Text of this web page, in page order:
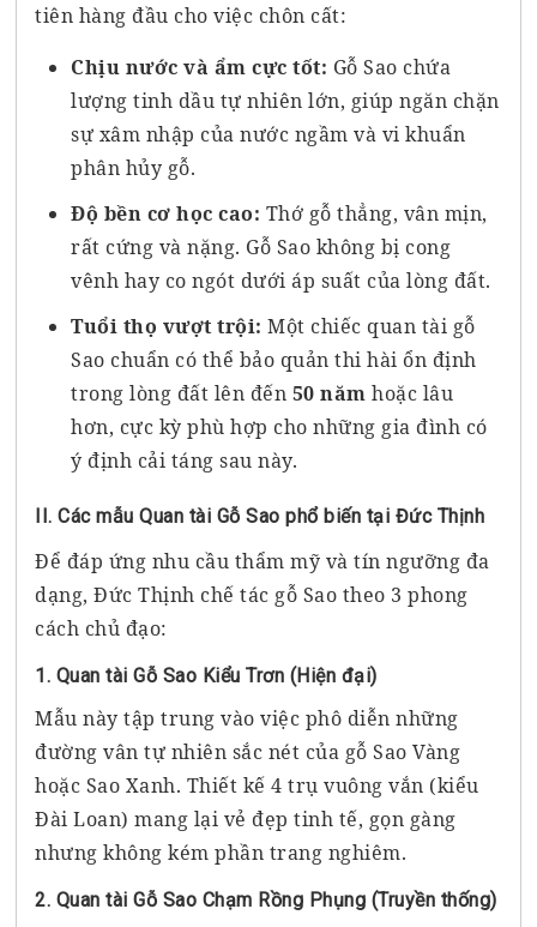
tiên hàng đầu cho việc chôn cất:
Chịu nước và ẩm cực tốt: Gỗ Sao chứa
lượng tinh dầu tự nhiên lớn, giúp ngăn chặn
sự xâm nhập của nước ngầm và vi khuẩn
phân hủy gỗ.
Độ bền cơ học cao: Thớ gỗ thẳng, vân mịn,
rất cứng và nặng. Gỗ Sao không bị cong
vênh hay co ngót dưới áp suất của lòng đất.
Tuổi thọ vượt trội: Một chiếc quan tài gỗ
Sao chuẩn có thể bảo quản thi hài ổn định
trong lòng đất lên đến 50 năm hoặc lâu
hơn, cực kỳ phù hợp cho những gia đình có
ý định cải táng sau này.
II. Các mẫu Quan tài Gỗ Sao phổ biến tại Đức Thịnh
Để đáp ứng nhu cầu thẩm mỹ và tín ngưỡng đa
dạng, Đức Thịnh chế tác gỗ Sao theo 3 phong
cách chủ đạo:
1. Quan tài Gỗ Sao Kiểu Trơn (Hiện đại)
Mẫu này tập trung vào việc phô diễn những
đường vân tự nhiên sắc nét của gỗ Sao Vàng
hoặc Sao Xanh. Thiết kế 4 trụ vuông vắn (kiểu
Đài Loan) mang lại vẻ đẹp tinh tế, gọn gàng
nhưng không kém phần trang nghiêm.
2. Quan tài Gỗ Sao Chạm Rồng Phụng (Truyền thống)